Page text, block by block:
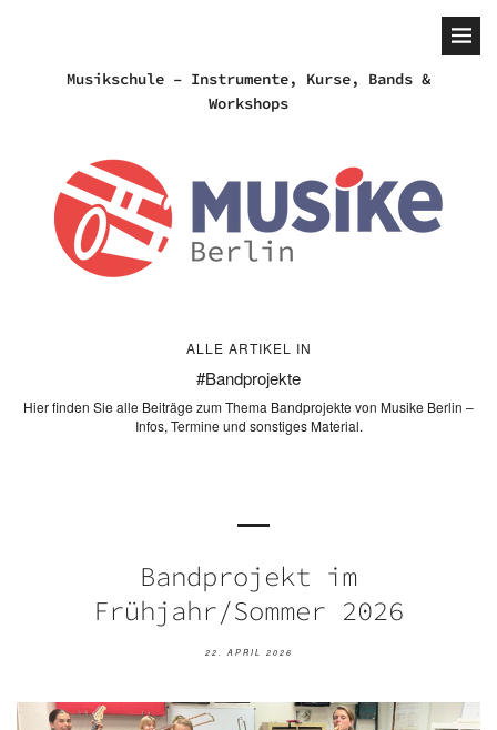
Musikschule – Instrumente, Kurse, Bands &
Workshops
ALLE ARTIKEL IN
Bandprojekte
Hier finden Sie alle Beiträge zum Thema Bandprojekte von Musike Berlin –
Infos, Termine und sonstiges Material.
Bandprojekt im
Frühjahr/Sommer 2026
22. APRIL 2026